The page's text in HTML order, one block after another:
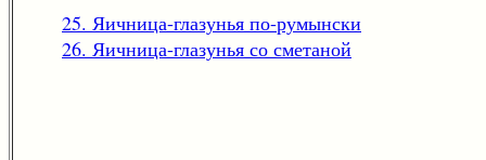
25. Яичница-глазунья по-румынски
26. Яичница-глазунья со сметаной